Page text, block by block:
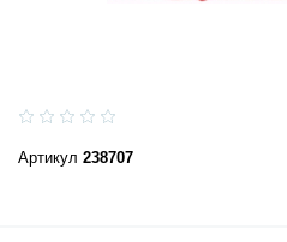
Артикул 238707